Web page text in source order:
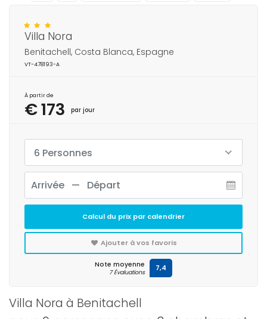
Villa Nora à Benitachell
Villa Nora
Benitachell, Costa Blanca, Espagne
VT-478193-A
À partir de
€ 173 par jour
6 Personnes
Calcul du prix par calendrier
Ajouter à vos favoris
Note moyenne
7 Évaluations 7,4